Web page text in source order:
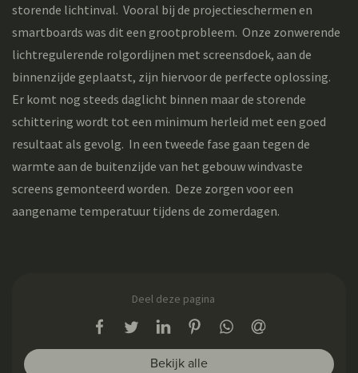
storende lichtinval. Vooral bij de projectieschermen en
smartboards was dit een grootprobleem. Onze zonwerende
lichtregulerende rolgordijnen met screensdoek, aan de
binnenzijde geplaatst, zijn hiervoor de perfecte oplossing.
Er komt nog steeds daglicht binnen maar de storende
schittering wordt tot een minimum herleid met een goed
resultaat als gevolg. In een tweede fase gaan tegen de
warmte aan de buitenzijde van het gebouw windvaste
screens gemonteerd worden. Deze zorgen voor een
aangename temperatuur tijdens de zomerdagen.
Deel deze pagina
op Facebookop Twitterop LinkedInop Pinterestop WhatsApp
Bekijk alle